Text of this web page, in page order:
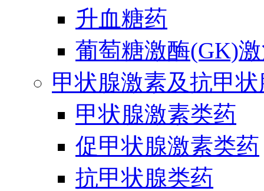
升血糖药
葡萄糖激酶(GK)
甲状腺激素及抗甲
甲状腺激素类药
促甲状腺激素类药
抗甲状腺类药